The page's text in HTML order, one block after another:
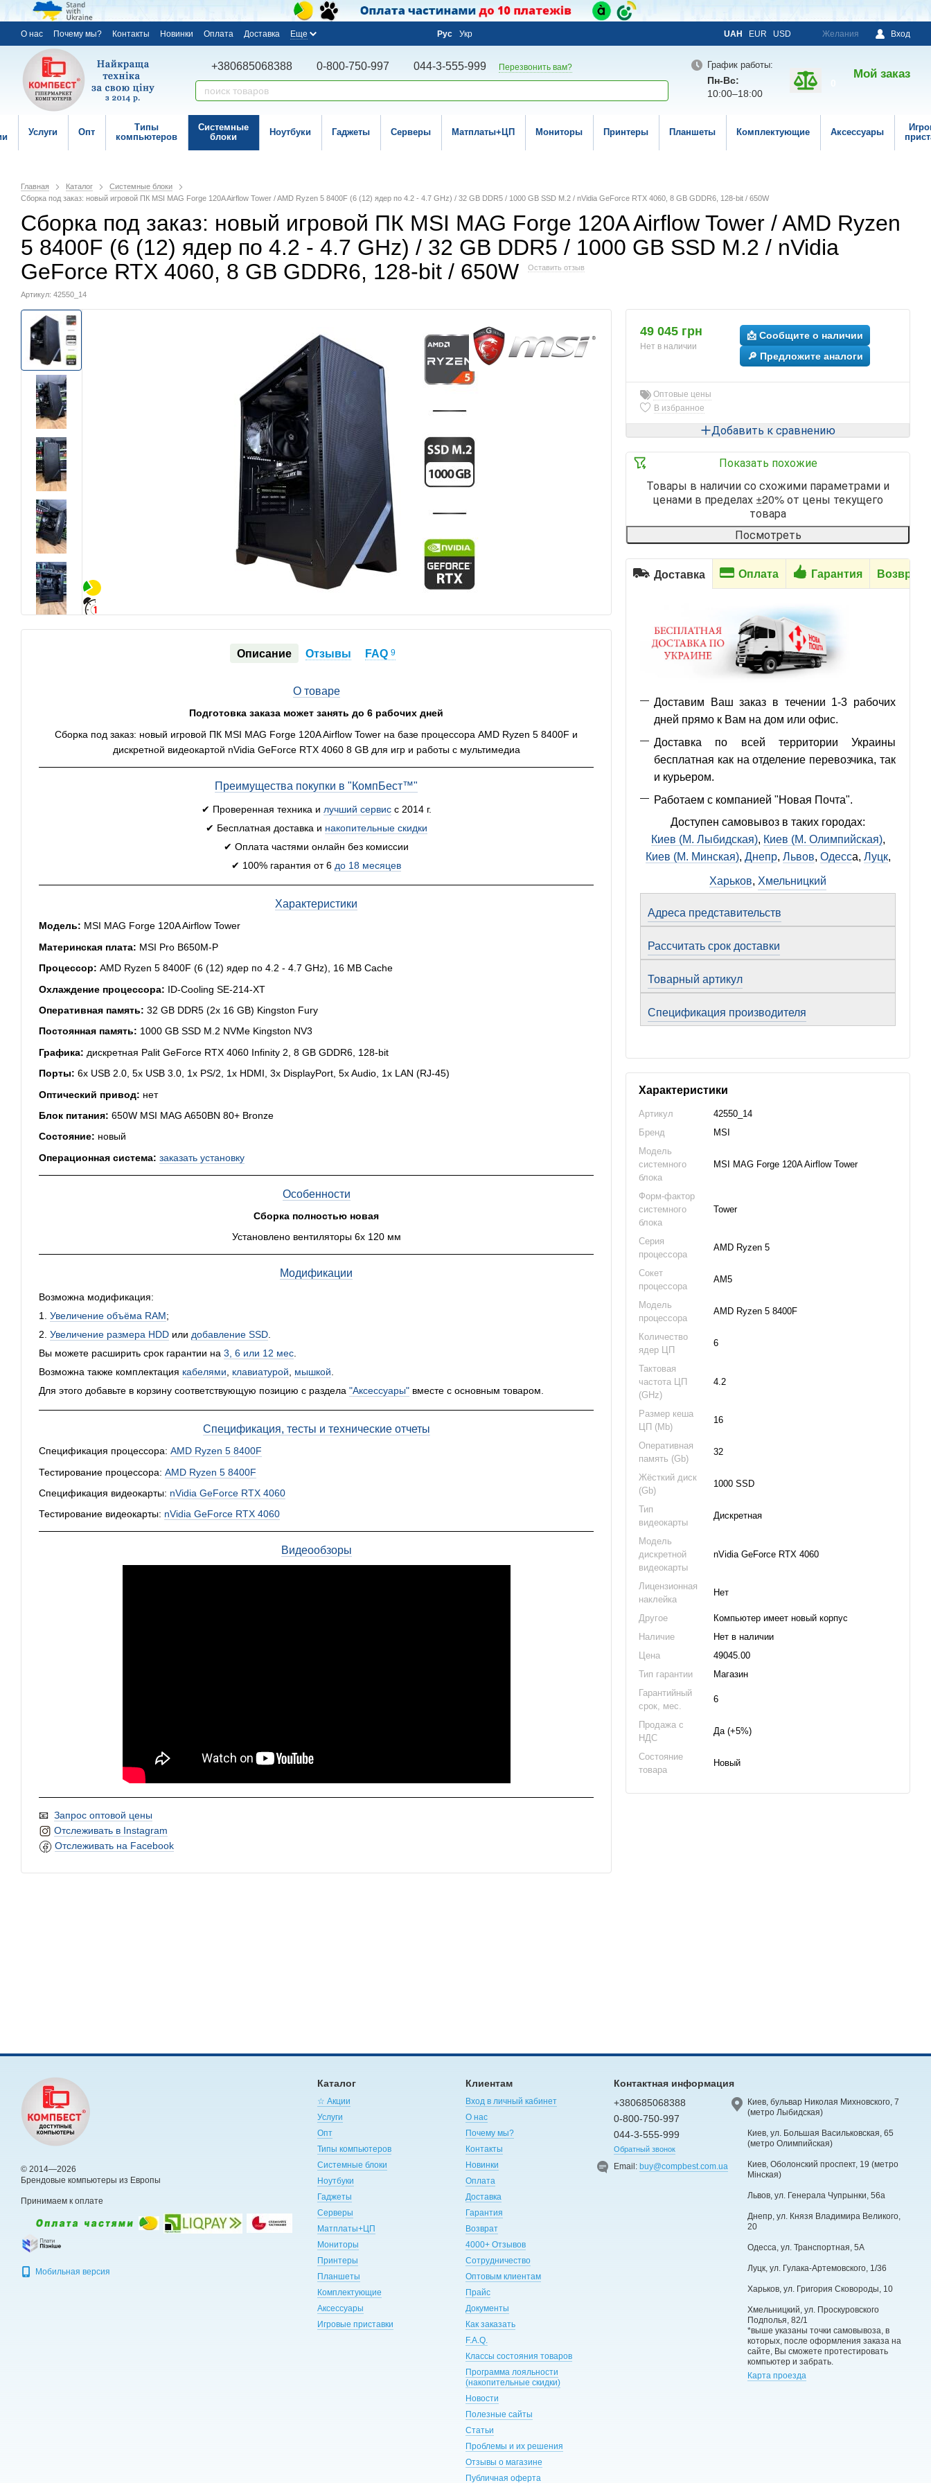
О нас Почему мы? Контакты Новинки Оплата Доставка Еще Рус Укр UAH EUR USD Желания Вход
+380685068388 0-800-750-997 044-3-555-999 Перезвонить вам? График работы:
Пн-Вс:
10:00–18:00
Мой заказ
Услуги Опт
Типы
компьютеров
Системные
блоки
Ноутбуки Гаджеты Серверы Матплаты+ЦП Мониторы Принтеры Планшеты Комплектующие Аксессуары
Главная Каталог
Системные блоки
Сборка под заказ: новый игровой ПК MSI MAG Forge 120A Airflow Tower / AMD Ryzen 5 8400F (6 (12) ядер по 4.2 - 4.7 GHz) / 32 GB DDR5 / 1000 GB SSD M.2 / nVidia GeForce RTX 4060, 8 GB GDDR6, 128-bit / 650W
Сборка под заказ: новый игровой ПК MSI MAG Forge 120A Airflow Tower / AMD Ryzen
5 8400F (6 (12) ядер по 4.2 - 4.7 GHz) / 32 GB DDR5 / 1000 GB SSD M.2 / nVidia
GeForce RTX 4060, 8 GB GDDR6, 128-bit / 650W
Оставить отзыв
Артикул: 42550_14
Описание Отзывы FAQ9
О товаре
Подготовка заказа может занять до 6 рабочих дней
Сборка под заказ: новый игровой ПК MSI MAG Forge 120A Airflow Tower на базе процессора AMD Ryzen 5 8400F и
дискретной видеокартой nVidia GeForce RTX 4060 8 GB для игр и работы с мультимедиа
Преимущества покупки в "КомпБест™"
✔ Проверенная техника и лучший сервисс 2014 г.
✔ Бесплатная доставка и накопительные скидки
✔ Оплата частями онлайн без комиссии
✔ 100% гарантия от 6 до 18 месяцев
Характеристики
Модель: MSI MAG Forge 120A Airflow Tower
Материнская плата: MSI Pro B650M-P
Процессор: AMD Ryzen 5 8400F (6 (12) ядер по 4.2 - 4.7 GHz), 16 MB Cache
Охлаждение процессора: ID-Cooling SE-214-XT
Оперативная память: 32 GB DDR5 (2x 16 GB) Kingston Fury
Постоянная память: 1000 GB SSD M.2 NVMe Kingston NV3
Графика: дискретная Palit GeForce RTX 4060 Infinity 2, 8 GB GDDR6, 128-bit
Порты: 6x USB 2.0, 5x USB 3.0, 1x PS/2, 1x HDMI, 3x DisplayPort, 5x Audio, 1x LAN (RJ-45)
Оптический привод: нет
Блок питания: 650W MSI MAG A650BN 80+ Bronze
Состояние: новый
Операционная система: заказать установку
Особенности
Сборка полностью новая
Установлено вентиляторы 6x 120 мм
Модификации
Возможна модификация:
1. Увеличение объёма RAM;
2. Увеличение размера HDD или добавление SSD
Вы можете расширить срок гарантии на 3, 6 или 12 мес
Возможна также комплектация кабелями клавиатурой мышкой
Для этого добавьте в корзину соответствующую позицию с раздела "Аксессуары" вместе с основным товаром.
Спецификация, тесты и технические отчеты
Спецификация процессора: AMD Ryzen 5 8400F
Тестирование процессора: AMD Ryzen 5 8400F
Спецификация видеокарты: nVidia GeForce RTX 4060
Тестирование видеокарты: nVidia GeForce RTX 4060
Видеообзоры
📧 Запрос оптовой цены
Отслеживать в Instagram
Отслеживать на Facebook
49 045 грн
Нет в наличии
📩 Сообщите о наличии
🔎 Предложите аналоги
Оптовые цены
В избранное
Добавить к сравнению
Показать похожие
Товары в наличии со схожими параметрами и
ценами в пределах ±20% от цены текущего
товара
Посмотреть
Доставка Оплата Гарантия Возврат
Доставим Ваш заказ в течении 1-3 рабочих
дней прямо к Вам на дом или офис.
Доставка по всей территории Украины
бесплатная как на отделение перевозчика, так
и курьером.
Работаем с компанией "Новая Почта".
Доступен самовывоз в таких городах:
Киев (М. Лыбидская), Киев (М. Олимпийская),
Киев (М. Минская), Днепр, Львов, Одесса, Луцк,
Харьков, Хмельницкий
Адреса представительств
Рассчитать срок доставки
Товарный артикул
Спецификация производителя
Характеристики
Артикул
42550_14
Бренд
MSI
Модель
системного
блока
MSI MAG Forge 120A Airflow Tower
Форм-фактор
системного
блока
Tower
Серия
процессора
AMD Ryzen 5
Сокет
процессора
AM5
Модель
процессора
AMD Ryzen 5 8400F
Количество
ядер ЦП
6
Тактовая
частота ЦП
(GHz)
4.2
Размер кеша
ЦП (Mb)
16
Оперативная
память (Gb)
32
Жёсткий диск
(Gb)
1000 SSD
Тип
видеокарты
Дискретная
Модель
дискретной
видеокарты
nVidia GeForce RTX 4060
Лицензионная
наклейка
Нет
Другое
Компьютер имеет новый корпус
Наличие
Нет в наличии
Цена
49045.00
Тип гарантии
Магазин
Гарантийный
срок, мес.
6
Продажа с
НДС
Да (+5%)
Состояние
товара
Новый
© 2014—2026
Брендовые компьютеры из Европы
Принимаем к оплате
Мобильная версия
Каталог
☆ Акции
Услуги
Опт
Типы компьютеров
Системные блоки
Ноутбуки
Гаджеты
Серверы
Матплаты+ЦП
Мониторы
Принтеры
Планшеты
Комплектующие
Аксессуары
Игровые приставки
Клиентам
Вход в личный кабинет
О нас
Почему мы?
Контакты
Новинки
Оплата
Доставка
Гарантия
Возврат
4000+ Отзывов
Сотрудничество
Оптовым клиентам
Прайс
Документы
Как заказать
F.A.Q.
Классы состояния товаров
Программа лояльности
(накопительные скидки)
Новости
Полезные сайты
Статьи
Проблемы и их решения
Отзывы о магазине
Публичная оферта
Контактная информация
+380685068388
0-800-750-997
044-3-555-999
Обратный звонок
Email:buy@compbest.com.ua
Киев, бульвар Николая Михновского, 7
(метро Лыбидская)
Киев, ул. Большая Васильковская, 65
(метро Олимпийская)
Киев, Оболонский проспект, 19 (метро
Мінская)
Львов, ул. Генерала Чупрынки, 56а
Днепр, ул. Князя Владимира Великого,
20
Одесса, ул. Транспортная, 5А
Луцк, ул. Гулака-Артемовского, 1/36
Харьков, ул. Григория Сковороды, 10
Хмельницкий, ул. Проскуровского
Подполья, 82/1
*выше указаны точки самовывоза, в
которых, после оформления заказа на
сайте, Вы сможете протестировать
компьютер и забрать.
Карта проезда